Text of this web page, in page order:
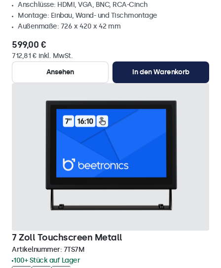
Anschlüsse: HDMI, VGA, BNC, RCA-Cinch
Montage: Einbau, Wand- und Tischmontage
Außenmaße: 726 x 420 x 42 mm
599,00 €
712,81 € inkl. MwSt.
Ansehen
In den Warenkorb
7 Zoll Touchscreen Metall
Artikelnummer: 7TS7M
100+ Stück auf Lager